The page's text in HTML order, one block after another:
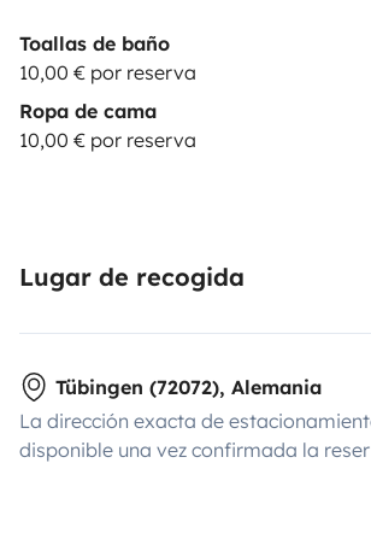
Toallas de baño
10,00 € por reserva
Ropa de cama
10,00 € por reserva
Lugar de recogida
Tübingen (72072), Alemania
La dirección exacta de
disponible una vez confirmada la